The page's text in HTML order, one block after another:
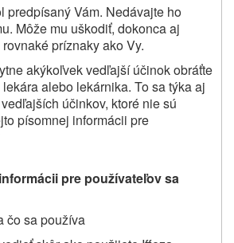
predpísaný Vám. Nedávajte ho
Môže mu uškodiť, dokonca aj
príznaky ako Vy.
akýkoľvek vedľajší účinokobráťte
alebo lekárnika. To sa týka aj
účinkov, ktoré nie sú
písomnej informácii pre
pre používateľov sa
čo sa používa